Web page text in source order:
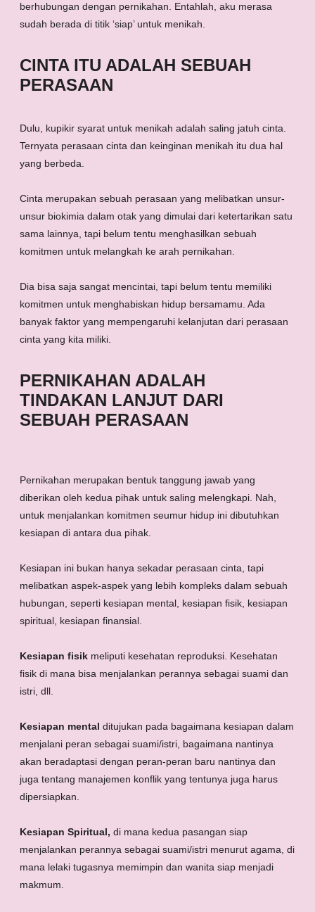
berhubungan dengan pernikahan. Entahlah, aku merasa
sudah berada di titik ‘siap’ untuk menikah.
CINTA ITU ADALAH SEBUAH
PERASAAN
Dulu, kupikir syarat untuk menikah adalah saling jatuh cinta.
Ternyata perasaan cinta dan keinginan menikah itu dua hal
yang berbeda.
Cinta merupakan sebuah perasaan yang melibatkan unsur-
unsur biokimia dalam otak yang dimulai dari ketertarikan satu
sama lainnya, tapi belum tentu menghasilkan sebuah
komitmen untuk melangkah ke arah pernikahan.
Dia bisa saja sangat mencintai, tapi belum tentu memiliki
komitmen untuk menghabiskan hidup bersamamu. Ada
banyak faktor yang mempengaruhi kelanjutan dari perasaan
cinta yang kita miliki.
PERNIKAHAN ADALAH
TINDAKAN LANJUT DARI
SEBUAH PERASAAN
Pernikahan merupakan bentuk tanggung jawab yang
diberikan oleh kedua pihak untuk saling melengkapi. Nah,
untuk menjalankan komitmen seumur hidup ini dibutuhkan
kesiapan di antara dua pihak.
Kesiapan ini bukan hanya sekadar perasaan cinta, tapi
melibatkan aspek-aspek yang lebih kompleks dalam sebuah
hubungan, seperti kesiapan mental, kesiapan fisik, kesiapan
spiritual, kesiapan finansial.
Kesiapan fisik meliputi kesehatan reproduksi. Kesehatan
fisik di mana bisa menjalankan perannya sebagai suami dan
istri, dll.
Kesiapan mental ditujukan pada bagaimana kesiapan dalam
menjalani peran sebagai suami/istri, bagaimana nantinya
akan beradaptasi dengan peran-peran baru nantinya dan
juga tentang manajemen konflik yang tentunya juga harus
dipersiapkan.
Kesiapan Spiritual, di mana kedua pasangan siap
menjalankan perannya sebagai suami/istri menurut agama, di
mana lelaki tugasnya memimpin dan wanita siap menjadi
makmum.